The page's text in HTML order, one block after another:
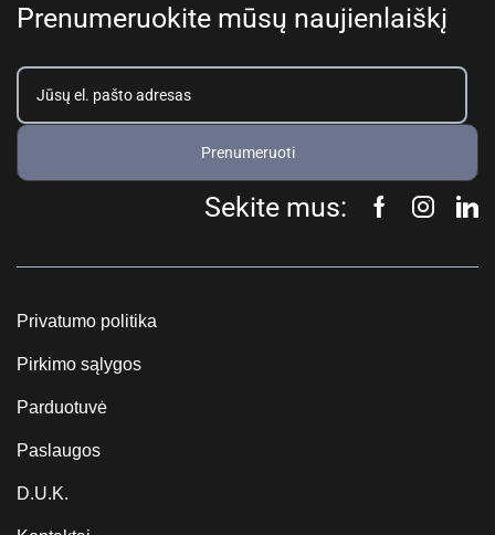
Prenumeruokite mūsų naujienlaiškį
Prenumeruoti
Sekite mus:
Privatumo politika
Pirkimo sąlygos
Parduotuvė
Paslaugos
D.U.K.